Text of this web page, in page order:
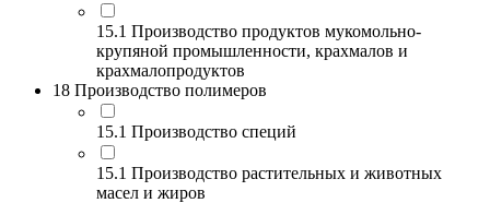
15.1 Производство продуктов мукомольно-
крупяной промышленности, крахмалов и
крахмалопродуктов
18 Производство полимеров
15.1 Производство специй
15.1 Производство растительных и животных
масел и жиров